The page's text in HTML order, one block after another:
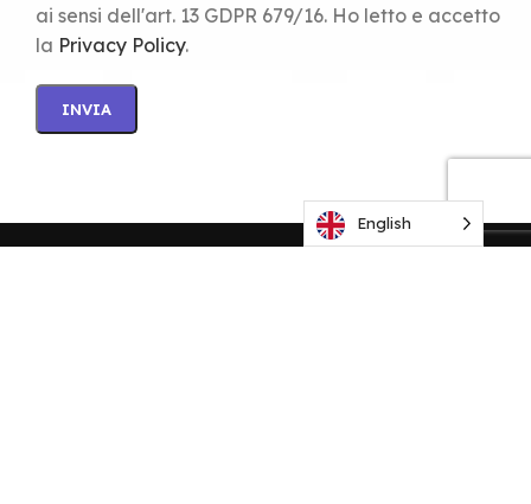
ai sensi dell'art. 13 GDPR 679/16. Ho letto e accetto
la Privacy Policy.
English